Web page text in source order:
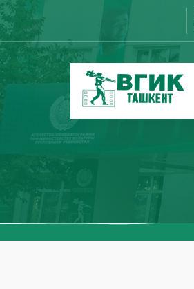
Skip
to
content
BDKU Toshkent